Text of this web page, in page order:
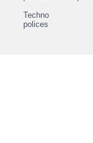
Techno
polices